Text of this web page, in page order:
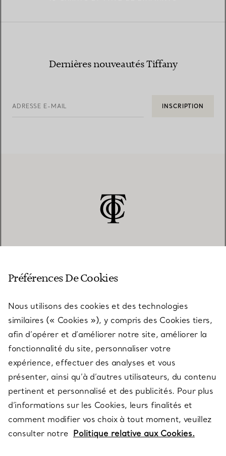
Dernières nouveautés Tiffany
ADRESSE E-MAIL INSCRIPTION
SERVICES
À PROPOS
QUESTIONS LÉGALES
SUIVEZ-NOUS
Préférences De Cookies
Nous utilisons des cookies et des technologies
similaires (« Cookies »), y compris des Cookies tiers,
afin d’opérer et d’améliorer notre site, améliorer la
fonctionnalité du site, personnaliser votre
expérience, effectuer des analyses et vous
présenter, ainsi qu’à d’autres utilisateurs, du contenu
pertinent et personnalisé et des publicités. Pour plus
d’informations sur les Cookies, leurs finalités et
comment modifier vos choix à tout moment, veuillez
consulter notre Politique relative aux Cookies.